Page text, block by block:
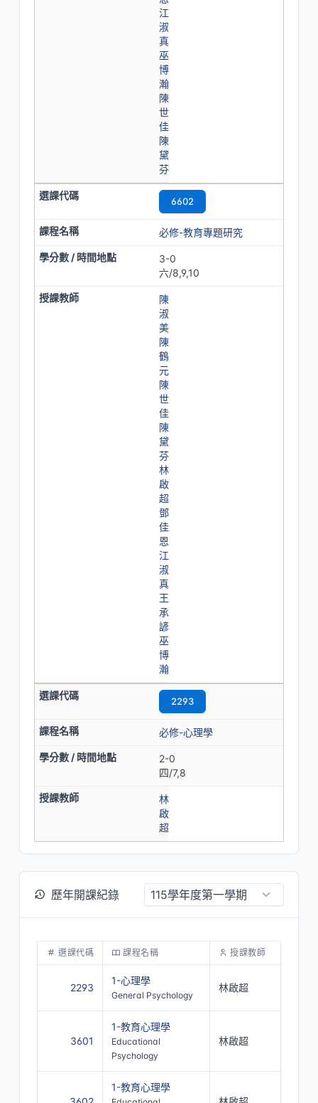
江
淑
真
巫
博
瀚
陳
世
佳
陳
黛
芬
6602
必修-教育專題研究
3-0
六/8,9,10
陳
淑
美
陳
鶴
元
陳
世
佳
陳
黛
芬
林
啟
超
鄧
佳
恩
江
淑
真
王
承
諺
巫
博
瀚
2293
必修-心理學
2-0
四/7,8
林
啟
超
歷年開課紀錄
選課代碼 課程名稱 授課教師
2293
1-心理學
General Psychology
林啟超
3601
1-教育心理學
Educational
Psychology
林啟超
1-教育心理學